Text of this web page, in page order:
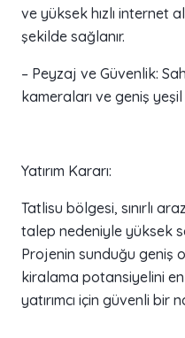
ve yüksek hızlı internet
şekilde sağlanır.
– Peyzaj ve Güvenlik:
kameraları ve geniş
Yatırım Kararı:
Tatlisu bölgesi, sınırlı
talep nedeniyle yüksek
Projenin sunduğu geniş
kiralama potansiyelini
yatırımcı için güvenli bir